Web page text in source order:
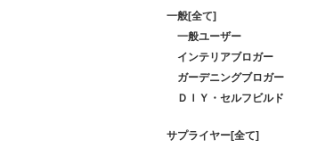
一般[全て]
一般ユーザー
インテリアブロガー
ガーデニングブロガー
ＤＩＹ・セルフビルド
サプライヤー[全て]